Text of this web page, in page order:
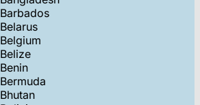
Barbados
Belarus
Belgium
Belize
Benin
Bermuda
Bhutan